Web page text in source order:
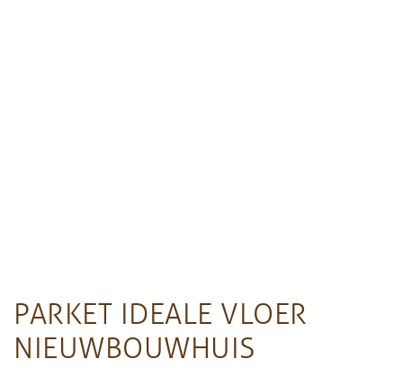
PARKET IDEALE VLOER
NIEUWBOUWHUIS